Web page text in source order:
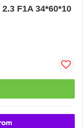
F1A 34*60*10